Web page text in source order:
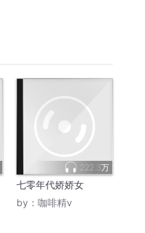
222.3万
七零年代娇娇女
by： 咖啡精v